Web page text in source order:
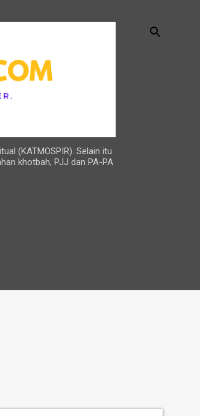
(KATMOSPIR). Selain itu
khotbah, PJJ dan PA-PA